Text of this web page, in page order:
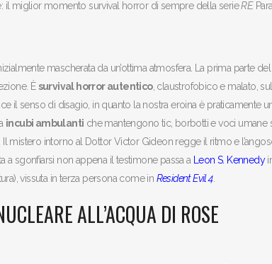
il miglior momento survival horror di sempre della serieRE.
mascherata da un’ottima atmosfera. La prima parte
Èsurvival horror autentico, claustrofobico e malato,
il senso di disagio, in quanto la nostra eroina è praticamente
incubi ambulanti che mantengono tic, borbotti e voci umane
Il mistero intorno al Dottor Victor Gideon regge il ritmo e
a sgonfiarsi non appena il testimone passa a
Leon S. Kennedy
vissuta in terza persona come in Resident Evil 4.
ALL’ACQUA DI ROSE